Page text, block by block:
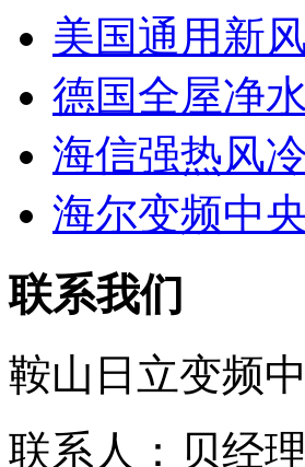
美国通用新
德国全屋净
海信强热风
海尔变频中
联系我们
鞍山日立变频
联系人：贝经理